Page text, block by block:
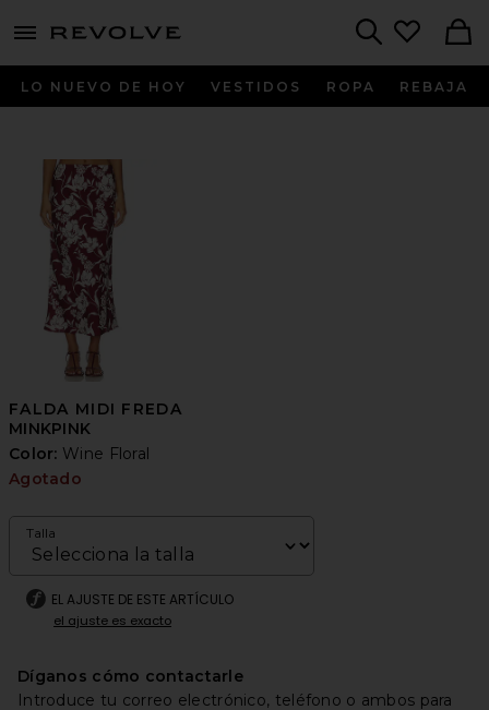
menu - shows more content
LO NUEVO DE HOY VESTIDOS ROPA REBAJA
FALDA MIDI FREDA
MINKPINK
Color: Wine Floral
Agotado
Talla
EL AJUSTE DE ESTE ARTÍCULO
el ajuste es exacto
Díganos cómo contactarle
Introduce tu correo electrónico, teléfono o ambos para